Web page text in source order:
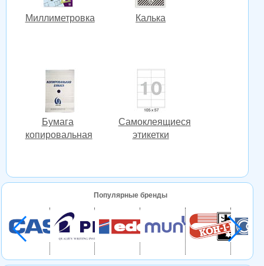
Миллиметровка Калька
Бумага
копировальная
Cамоклеящиеся
этикетки
Популярные бренды